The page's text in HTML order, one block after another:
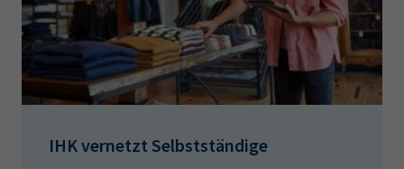
IHK vernetzt Selbstständige